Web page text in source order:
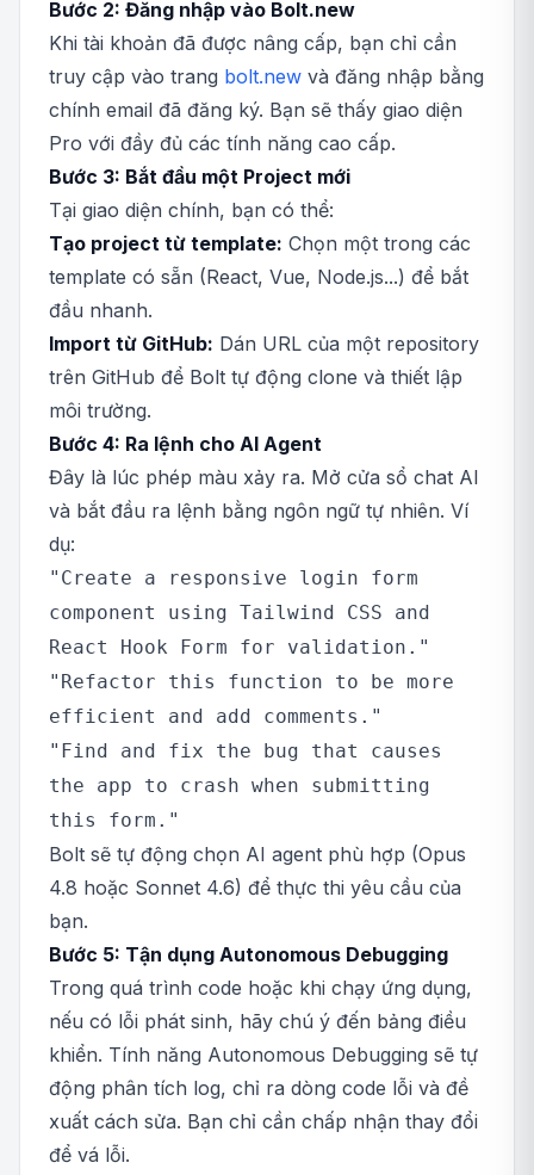
Bước 2: Đăng nhập vào Bolt.new
Khi tài khoản đã được nâng cấp, bạn chỉ cần
truy cập vào trang bolt.new và đăng nhập bằng
chính email đã đăng ký. Bạn sẽ thấy giao diện
Pro với đầy đủ các tính năng cao cấp.
Bước 3: Bắt đầu một Project mới
Tại giao diện chính, bạn có thể:
Tạo project từ template: Chọn một trong các
template có sẵn (React, Vue, Node.js...) để bắt
đầu nhanh.
Import từ GitHub: Dán URL của một repository
trên GitHub để Bolt tự động clone và thiết lập
môi trường.
Bước 4: Ra lệnh cho AI Agent
Đây là lúc phép màu xảy ra. Mở cửa sổ chat AI
và bắt đầu ra lệnh bằng ngôn ngữ tự nhiên. Ví
dụ:
"Create a responsive login form
component using Tailwind CSS and
React Hook Form for validation."
"Refactor this function to be more
efficient and add comments."
"Find and fix the bug that causes
the app to crash when submitting
this form."
Bolt sẽ tự động chọn AI agent phù hợp (Opus
4.8 hoặc Sonnet 4.6) để thực thi yêu cầu của
bạn.
Bước 5: Tận dụng Autonomous Debugging
Trong quá trình code hoặc khi chạy ứng dụng,
nếu có lỗi phát sinh, hãy chú ý đến bảng điều
khiển. Tính năng Autonomous Debugging sẽ tự
động phân tích log, chỉ ra dòng code lỗi và đề
xuất cách sửa. Bạn chỉ cần chấp nhận thay đổi
để vá lỗi.